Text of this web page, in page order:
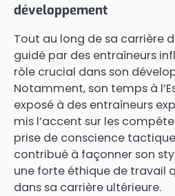
développement
Tout au long de sa carrière
guidé par des entraîneurs
rôle crucial dans son
Notamment, son temps à
exposé à des entraîneurs
mis l’accent sur les
prise de conscience
contribué à façonner son
une forte éthique de travail
dans sa carrière ultérieure.